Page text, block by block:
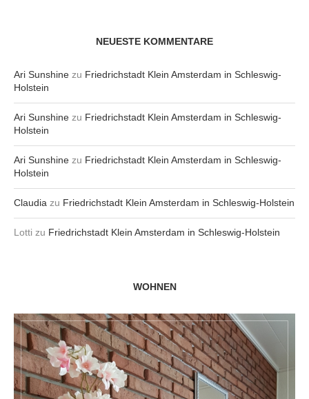
NEUESTE KOMMENTARE
Ari Sunshine zu Friedrichstadt Klein Amsterdam in Schleswig-
Holstein
Ari Sunshine zu Friedrichstadt Klein Amsterdam in Schleswig-
Holstein
Ari Sunshine zu Friedrichstadt Klein Amsterdam in Schleswig-
Holstein
Claudia zu Friedrichstadt Klein Amsterdam in Schleswig-Holstein
Lotti zu Friedrichstadt Klein Amsterdam in Schleswig-Holstein
WOHNEN